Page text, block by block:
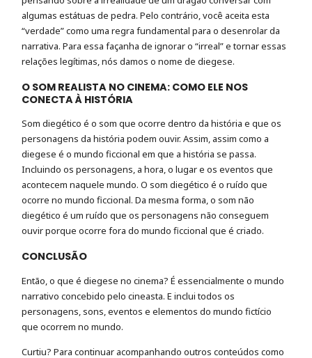
algumas estátuas de pedra. Pelo contrário, você aceita esta
“verdade” como uma regra fundamental para o desenrolar da
narrativa. Para essa façanha de ignorar o “irreal” e tornar essas
relações legítimas, nós damos o nome de diegese.
O SOM REALISTA NO CINEMA: COMO ELE NOS
CONECTA À HISTÓRIA
Som diegético é o som que ocorre dentro da história e que os
personagens da história podem ouvir. Assim, assim como a
diegese é o mundo ficcional em que a história se passa.
Incluindo os personagens, a hora, o lugar e os eventos que
acontecem naquele mundo. O som diegético é o ruído que
ocorre no mundo ficcional. Da mesma forma, o som não
diegético é um ruído que os personagens não conseguem
ouvir porque ocorre fora do mundo ficcional que é criado.
CONCLUSÃO
Então, o que é diegese no cinema? É essencialmente o mundo
narrativo concebido pelo cineasta. E inclui todos os
personagens, sons, eventos e elementos do mundo fictício
que ocorrem no mundo.
Curtiu? Para continuar acompanhando outros conteúdos como